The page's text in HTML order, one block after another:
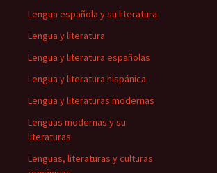
Lengua española y su literatura
Lengua y literatura
Lengua y literatura españolas
Lengua y literatura hispánica
Lengua y literaturas modernas
Lenguas modernas y su
literaturas
Lenguas, literaturas y culturas